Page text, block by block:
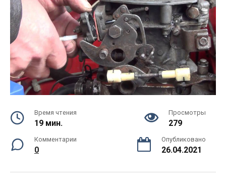
Время чтения
19 мин.
Просмотры
279
Комментарии
0
Опубликовано
26.04.2021